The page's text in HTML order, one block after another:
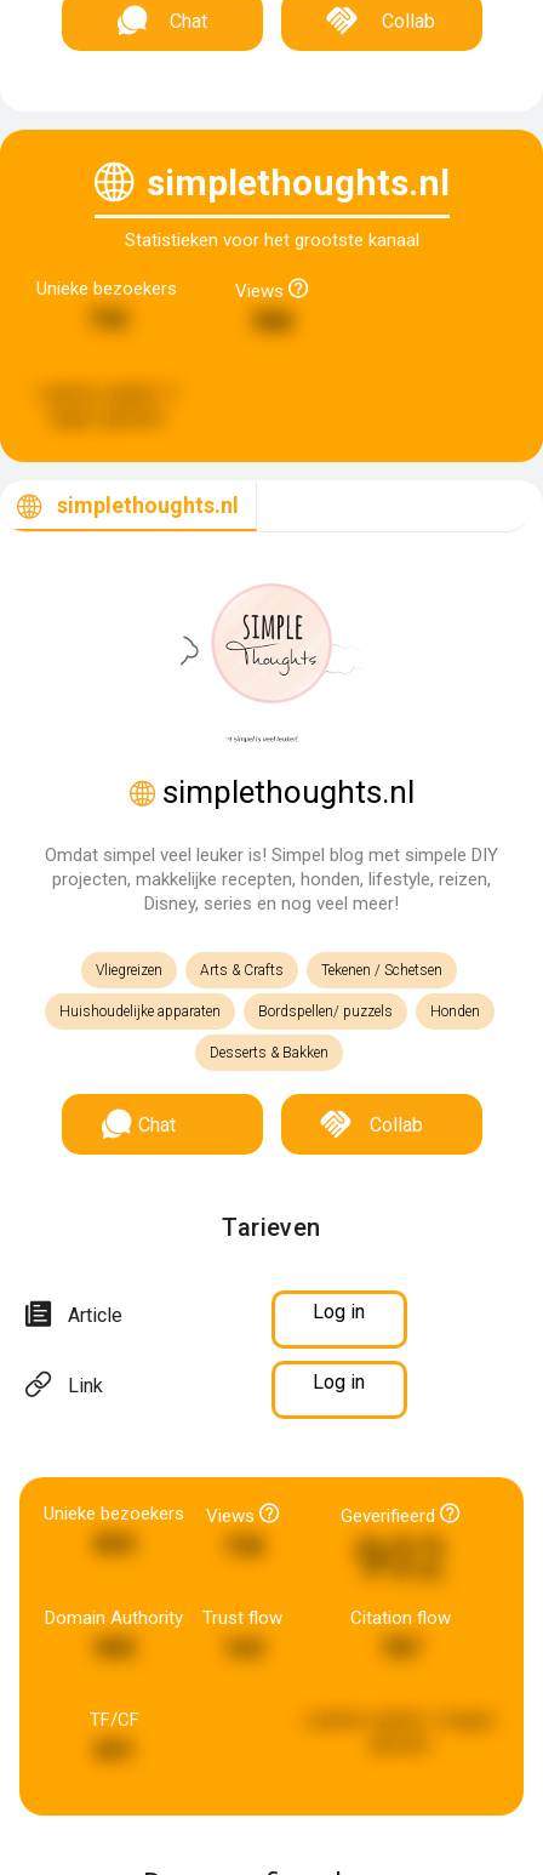
Chat Collab
simplethoughts.nl
Statistieken voor het grootste kanaal
Unieke bezoekers Views
988
simplethoughts.nl
simplethoughts.nl
Omdat simpel veel leuker is! Simpel blog met simpele DIY
projecten, makkelijke recepten, honden, lifestyle, reizen,
Disney, series en nog veel meer!
Vliegreizen Arts & Crafts Tekenen / Schetsen
Huishoudelijke apparaten Bordspellen/ puzzels Honden
Desserts & Bakken
Chat Collab
Tarieven
Article Log in
Link Log in
Unieke bezoekers Views Geverifieerd
902
Domain Authority Trust flow Citation flow
TF/CF